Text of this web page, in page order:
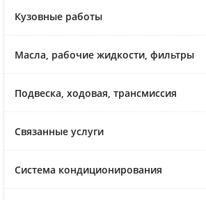
Кузовные работы
Масла, рабочие жидкости, фильтры
Подвеска, ходовая, трансмиссия
Связанные услуги
Система кондиционирования